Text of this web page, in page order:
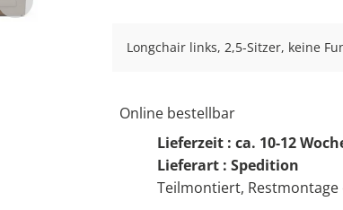
Longchair links, 2,5-Sitzer, keine
Online bestellbar
Lieferzeit : ca. 10-12
Lieferart : Spedition
Teilmontiert,